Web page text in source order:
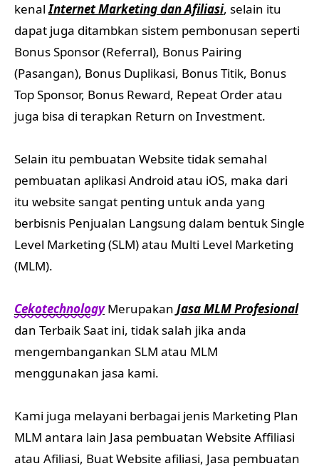
kenalInternet Marketing dan Afiliasi, selain itu
dapat juga ditambkan sistem pembonusan seperti
Bonus Sponsor (Referral), Bonus Pairing
(Pasangan), Bonus Duplikasi, Bonus Titik, Bonus
Top Sponsor, Bonus Reward, Repeat Order atau
juga bisa di terapkan Return on Investment.
Selain itu pembuatan Website tidak semahal
pembuatan aplikasi Android atau iOS, maka dari
itu website sangat penting untuk anda yang
berbisnis Penjualan Langsung dalam bentuk Single
Level Marketing (SLM) atau Multi Level Marketing
(MLM).
CekotechnologyMerupakan Jasa MLM Profesional
dan Terbaik Saat ini, tidak salah jika anda
mengembangankan SLM atau MLM
menggunakan jasa kami.
Kami juga melayani berbagai jenis Marketing Plan
MLM antara lain Jasa pembuatan Website Affiliasi
atau Afiliasi, Buat Website afiliasi, Jasa pembuatan